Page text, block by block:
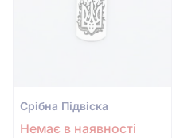
Срiбна Підвіска
Немає в наявності